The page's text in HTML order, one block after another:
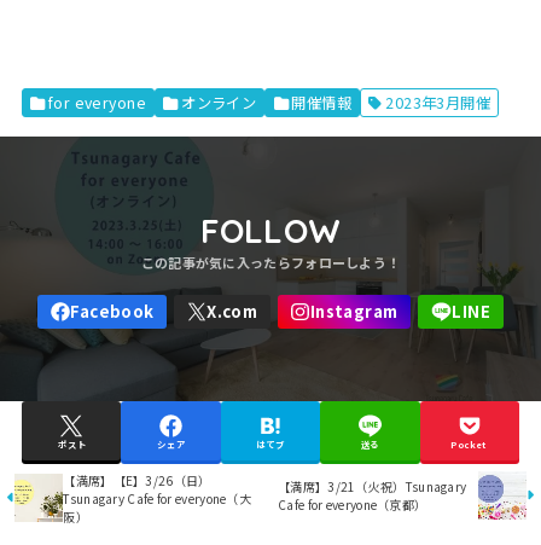
for everyone オンライン 開催情報 2023年3月開催
FOLLOW
ポスト シェア はてブ 送る Pocket
【満席】【E】3/26（日）
Tsunagary Cafe for everyone（大
阪）
【満席】3/21（火祝）Tsunagary
Cafe for everyone（京都）